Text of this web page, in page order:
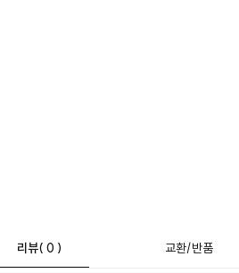
리뷰( 0 ) 교환/반품